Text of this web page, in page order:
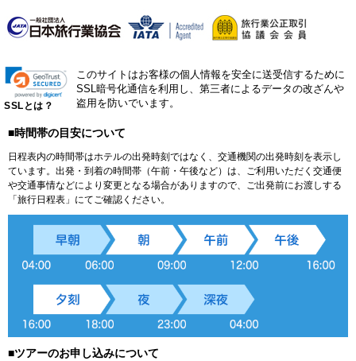
SSLとは？
このサイトはお客様の個人情報を安全に送受信するために
SSL暗号化通信を利用し、第三者によるデータの改ざんや
盗用を防いでいます。
■時間帯の目安について
日程表内の時間帯はホテルの出発時刻ではなく、交通機関の出発時刻を表示し
ています。出発・到着の時間帯（午前・午後など）は、ご利用いただく交通便
や交通事情などにより変更となる場合がありますので、ご出発前にお渡しする
「旅行日程表」にてご確認ください。
■ツアーのお申し込みについて